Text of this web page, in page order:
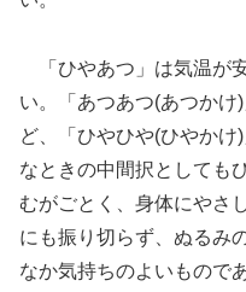
「ひやあつ」は気温が
い。「あつあつ(あつか
ど、「ひやひや(ひやか
なときの中間択としても
むがごとく、身体にやさ
にも振り切らず、ぬるみ
なか気持ちのよいもので